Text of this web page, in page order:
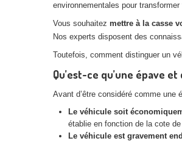
environnementales pour
Vous souhaitez mettre à la casse
Nos experts disposent des
Toutefois, comment distinguer un
Qu’est-ce qu’une épave
Avant d’être considéré comme
Le véhicule soit
établie en fonction de la cote de
Le véhicule est gravement